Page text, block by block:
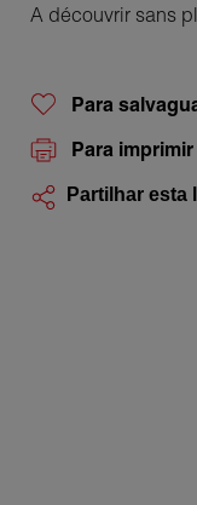
A découvrir sans
Para
Para imprimir
Partilhar esta